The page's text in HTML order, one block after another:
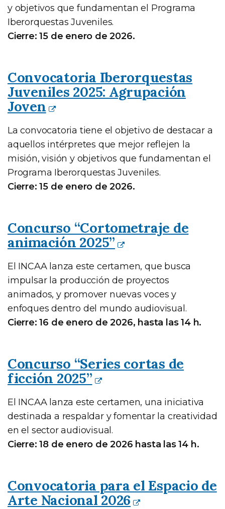
y objetivos que fundamentan el Programa
Iberorquestas Juveniles.
Cierre: 15 de enero de 2026.
Convocatoria Iberorquestas
Juveniles 2025: Agrupación
Joven
La convocatoria tiene el objetivo de destacar a
aquellos intérpretes que mejor reflejen la
misión, visión y objetivos que fundamentan el
Programa Iberorquestas Juveniles.
Cierre: 15 de enero de 2026.
Concurso “Cortometraje de
animación 2025”
El INCAA lanza este certamen, que busca
impulsar la producción de proyectos
animados, y promover nuevas voces y
enfoques dentro del mundo audiovisual.
Cierre: 16 de enero de 2026, hasta las 14 h.
Concurso “Series cortas de
ficción 2025”
El INCAA lanza este certamen, una iniciativa
destinada a respaldar y fomentar la creatividad
en el sector audiovisual.
Cierre: 18 de enero de 2026 hasta las 14 h.
Convocatoria para el Espacio de
Arte Nacional 2026